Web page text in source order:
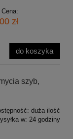
Cena:
zł
do koszyka
szyb,
duża ilość
w: 24 godziny